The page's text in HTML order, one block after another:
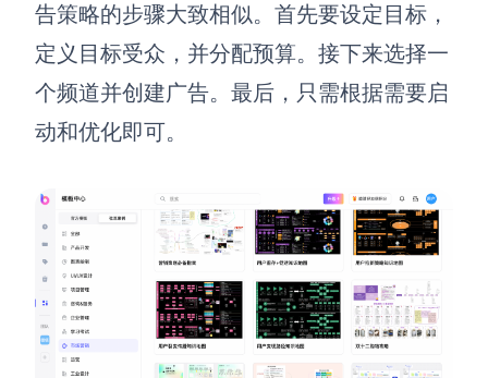
告策略的步骤大致相似。首先要设定目标，
定义目标受众，并分配预算。接下来选择一
个频道并创建广告。最后，只需根据需要启
动和优化即可。